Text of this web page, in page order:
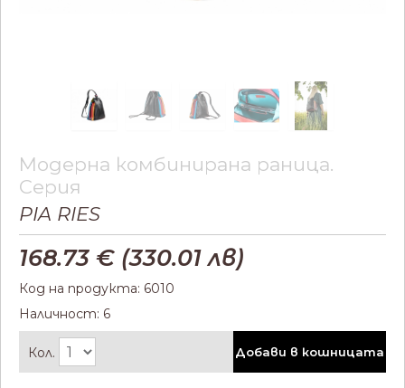
Модерна комбинирана раница.
Серия
PIA RIES
168.73 € (330.01 лв)
Код на продукта: 6010
Наличност: 6
Кол. Добави в кошницата